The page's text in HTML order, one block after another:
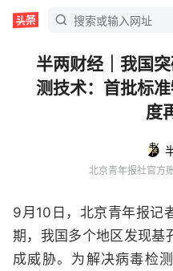
半两财经｜我国
测技术：首批标
度
北京青年报社官方
9月10日，北京青年报记
期，我国多个地区发现基
成威胁。为解决病毒检